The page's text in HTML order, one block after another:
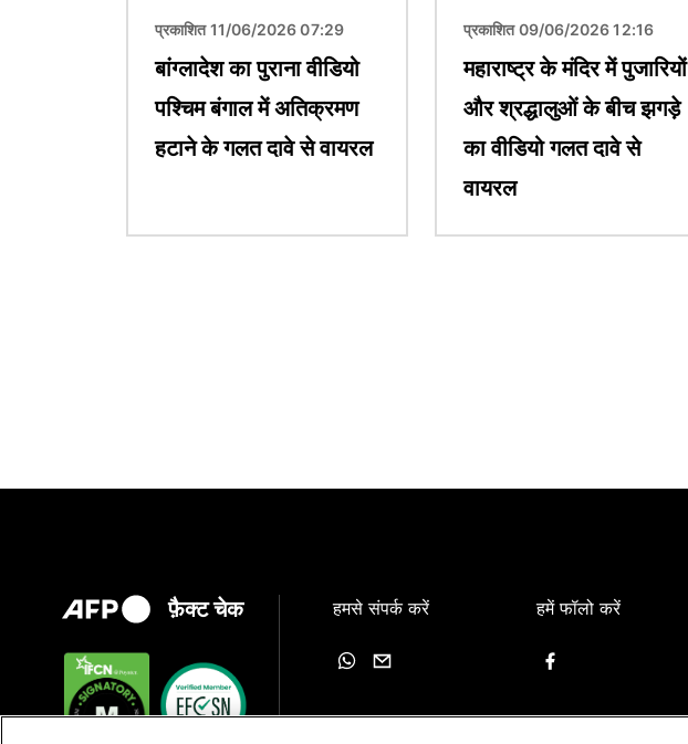
प्रकाशित 11/06/2026 07:29
बांग्लादेश का पुराना वीडियो
पश्चिम बंगाल में अतिक्रमण
हटाने के गलत दावे से वायरल
प्रकाशित 09/06/2026 12:16
महाराष्ट्र के मंदिर में पुजारियों
और श्रद्धालुओं के बीच झगड़े
का वीडियो गलत दावे से
वायरल
फ़ैक्ट चेक हमसे संपर्क करें हमें फॉलो करें